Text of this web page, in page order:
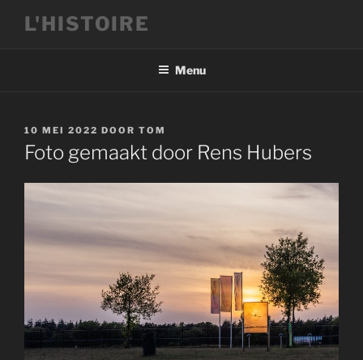
L'HISTOIRE
Menu
GEPLAATST
OP
10 MEI 2022 DOOR TOM
Foto gemaakt door Rens Hubers